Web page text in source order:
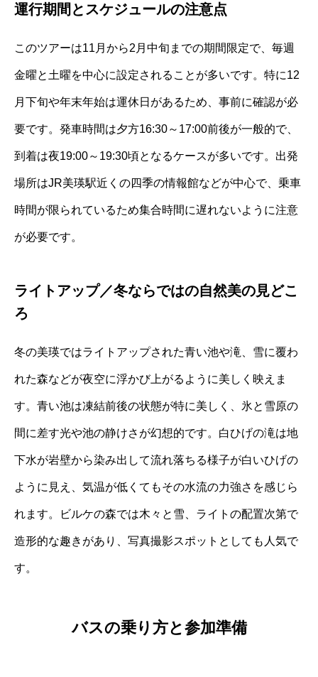
運行期間とスケジュールの注意点
このツアーは11月から2月中旬までの期間限定で、毎週
金曜と土曜を中心に設定されることが多いです。特に12
月下旬や年末年始は運休日があるため、事前に確認が必
要です。発車時間は夕方16:30～17:00前後が一般的で、
到着は夜19:00～19:30頃となるケースが多いです。出発
場所はJR美瑛駅近くの四季の情報館などが中心で、乗車
時間が限られているため集合時間に遅れないように注意
が必要です。
ライトアップ／冬ならではの自然美の見どこ
ろ
冬の美瑛ではライトアップされた青い池や滝、雪に覆わ
れた森などが夜空に浮かび上がるように美しく映えま
す。青い池は凍結前後の状態が特に美しく、氷と雪原の
間に差す光や池の静けさが幻想的です。白ひげの滝は地
下水が岩壁から染み出して流れ落ちる様子が白いひげの
ように見え、気温が低くてもその水流の力強さを感じら
れます。ビルケの森では木々と雪、ライトの配置次第で
造形的な趣きがあり、写真撮影スポットとしても人気で
す。
バスの乗り方と参加準備